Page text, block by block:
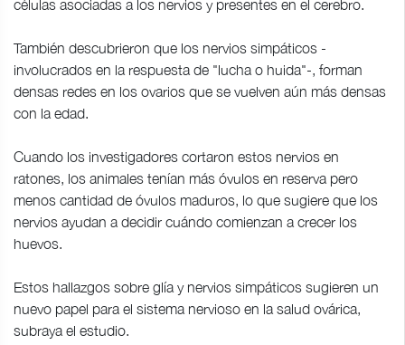
células asociadas a los nervios y presentes en el cerebro.
También descubrieron que los nervios simpáticos -
involucrados en la respuesta de "lucha o huida"-, forman
densas redes en los ovarios que se vuelven aún más densas
con la edad.
Cuando los investigadores cortaron estos nervios en
ratones, los animales tenían más óvulos en reserva pero
menos cantidad de óvulos maduros, lo que sugiere que los
nervios ayudan a decidir cuándo comienzan a crecer los
huevos.
Estos hallazgos sobre glía y nervios simpáticos sugieren un
nuevo papel para el sistema nervioso en la salud ovárica,
subraya el estudio.